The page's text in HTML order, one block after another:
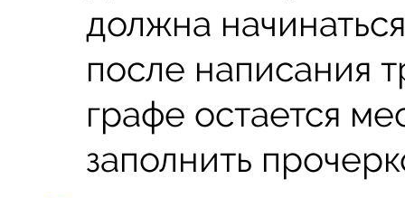
должна
после написания
графе остается
заполнить